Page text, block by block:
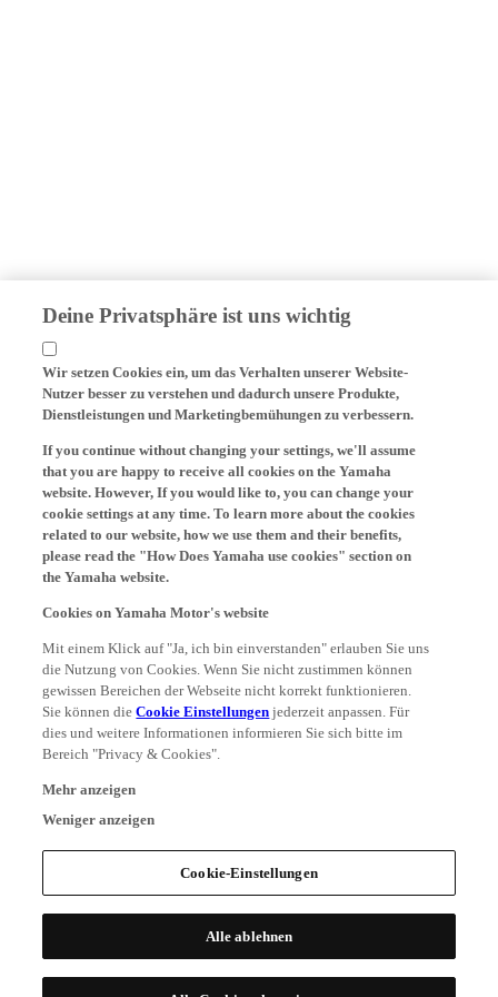
Deine Privatsphäre ist uns wichtig
Wir setzen Cookies ein, um das Verhalten unserer Website-
Nutzer besser zu verstehen und dadurch unsere Produkte,
Dienstleistungen und Marketingbemühungen zu verbessern.
If you continue without changing your settings, we'll assume
that you are happy to receive all cookies on the Yamaha
website. However, If you would like to, you can change your
cookie settings at any time. To learn more about the cookies
related to our website, how we use them and their benefits,
please read the "How Does Yamaha use cookies" section on
the Yamaha website.
Cookies on Yamaha Motor's website
Mit einem Klick auf "Ja, ich bin einverstanden" erlauben Sie uns
die Nutzung von Cookies. Wenn Sie nicht zustimmen können
gewissen Bereichen der Webseite nicht korrekt funktionieren.
Sie können die
Cookie Einstellungen
jederzeit anpassen. Für
dies und weitere Informationen informieren Sie sich bitte im
Bereich "Privacy & Cookies".
Mehr anzeigen
Weniger anzeigen
Cookie-Einstellungen
Alle ablehnen
Alle Cookies akzeptieren